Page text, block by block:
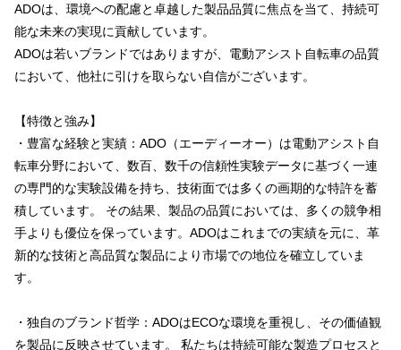
ADOは、環境への配慮と卓越した製品品質に焦点を当て、持続可
能な未来の実現に貢献しています。
ADOは若いブランドではありますが、電動アシスト自転車の品質
において、他社に引けを取らない自信がございます。
【特徴と強み】
・豊富な経験と実績：ADO（エーディーオー）は電動アシスト自
転車分野において、数百、数千の信頼性実験データに基づく一連
の専門的な実験設備を持ち、技術面では多くの画期的な特許を蓄
積しています。 その結果、製品の品質においては、多くの競争相
手よりも優位を保っています。ADOはこれまでの実績を元に、革
新的な技術と高品質な製品により市場での地位を確立していま
す。
・独自のブランド哲学：ADOはECOな環境を重視し、その価値観
を製品に反映させています。 私たちは持続可能な製造プロセスと